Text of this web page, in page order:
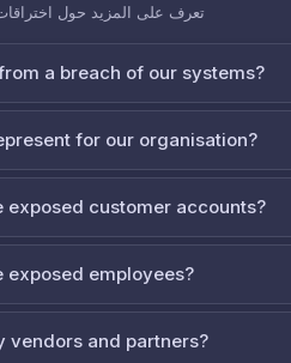
تعرف على المزيد حول اختراقات
a breach of our systems?
for our organisation?
exposed customer accounts?
exposed employees?
vendors and partners?